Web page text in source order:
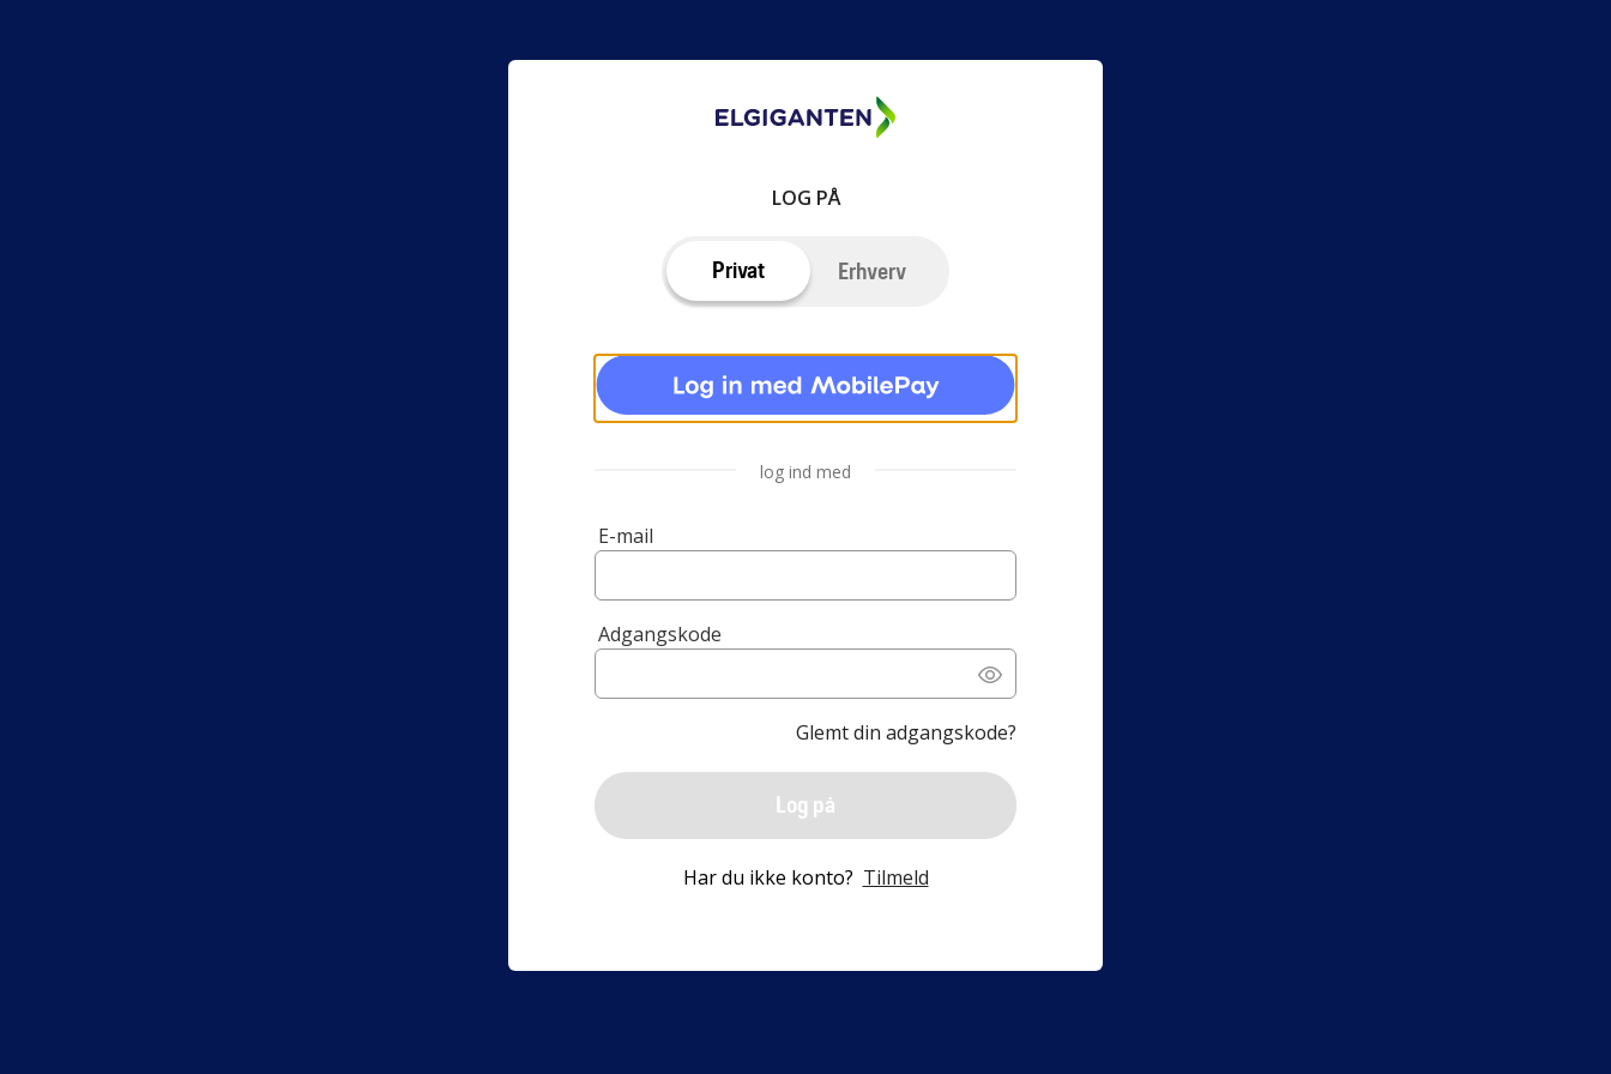
LOG PÅ
Privat Erhverv
log ind med
E-mail
Adgangskode
Glemt din adgangskode?
Log på
Har du ikke konto? Tilmeld